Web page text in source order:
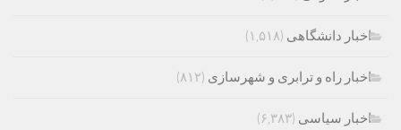
اخبار دانشگاهی (۱,۵۱۸)
اخبار راه و ترابری و شهرسازی (۸۱۲)
اخبار سیاسی (۶,۳۸۳)